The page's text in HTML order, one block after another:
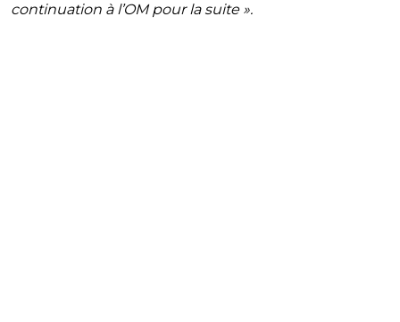
continuation à l’OM pour la suite ».